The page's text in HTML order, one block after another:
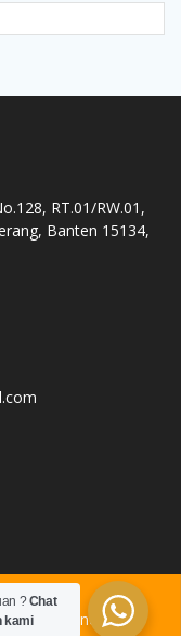
RT.01/RW.01,
Banten 15134,
and the
?Chat
kami